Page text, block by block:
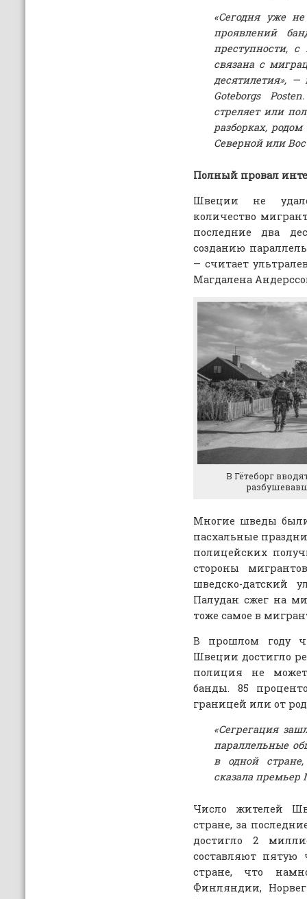
«Сегодня уже
проявлений
преступности,
связана с
десятилетия», —
Goteborgs
стреляет или
разборках,
Северной или
Полный провал
Швеции не
количество
последние два
созданию
— считает
Магдалена
В Гётеборг
Многие шведы
пасхальные
полицейских
стороны
шведско-датский
Палудан сжег на
тоже самое в
В прошлом году
Швеции достигло
полиция не может
банды. 85
границей или от
«Сегрегация
параллельные
в одной
сказала премьер
Число жителей
стране, за
достигло 2
составляют
стране, что
Финляндии,